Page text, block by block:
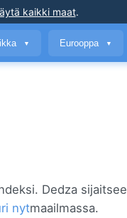
kaikki maat.
▼ Eurooppa ▼
Dedza sijaitsee
nytmaailmassa.